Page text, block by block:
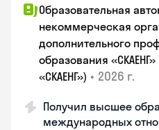
Образовательная
некоммерческая
дополнительного
образования
«СКАЕНГ») • 2026 г.
Получил высшее
международных